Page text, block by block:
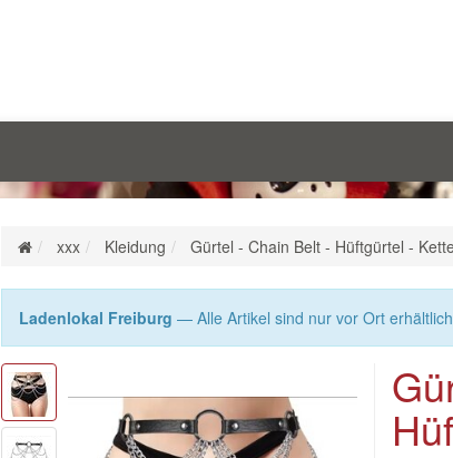
xxx Kleidung Gürtel - Chain Belt - Hüftgürtel -
Ladenlokal Freiburg — Alle Artikel sind nur vor Ort